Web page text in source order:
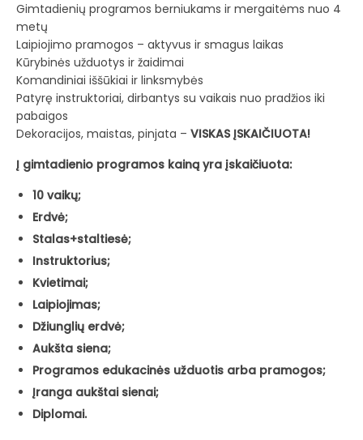
Gimtadienių programos berniukams ir mergaitėms nuo 4
metų
Laipiojimo pramogos – aktyvus ir smagus laikas
Kūrybinės užduotys ir žaidimai
Komandiniai iššūkiai ir linksmybės
Patyrę instruktoriai, dirbantys su vaikais nuo pradžios iki
pabaigos
Dekoracijos, maistas, pinjata – VISKAS ĮSKAIČIUOTA!
Į gimtadienio programos kainą yra įskaičiuota:
10 vaikų;
Erdvė;
Stalas+staltiesė;
Instruktorius;
Kvietimai;
Laipiojimas;
Džiunglių erdvė;
Aukšta siena;
Programos edukacinės užduotis arba pramogos;
Įranga aukštai sienai;
Diplomai.